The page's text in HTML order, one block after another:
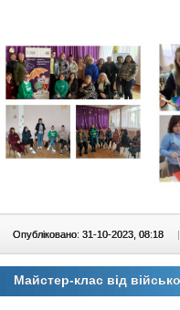
Опубліковано: 31-10-2023, 08:18 |
Майстер-клас від